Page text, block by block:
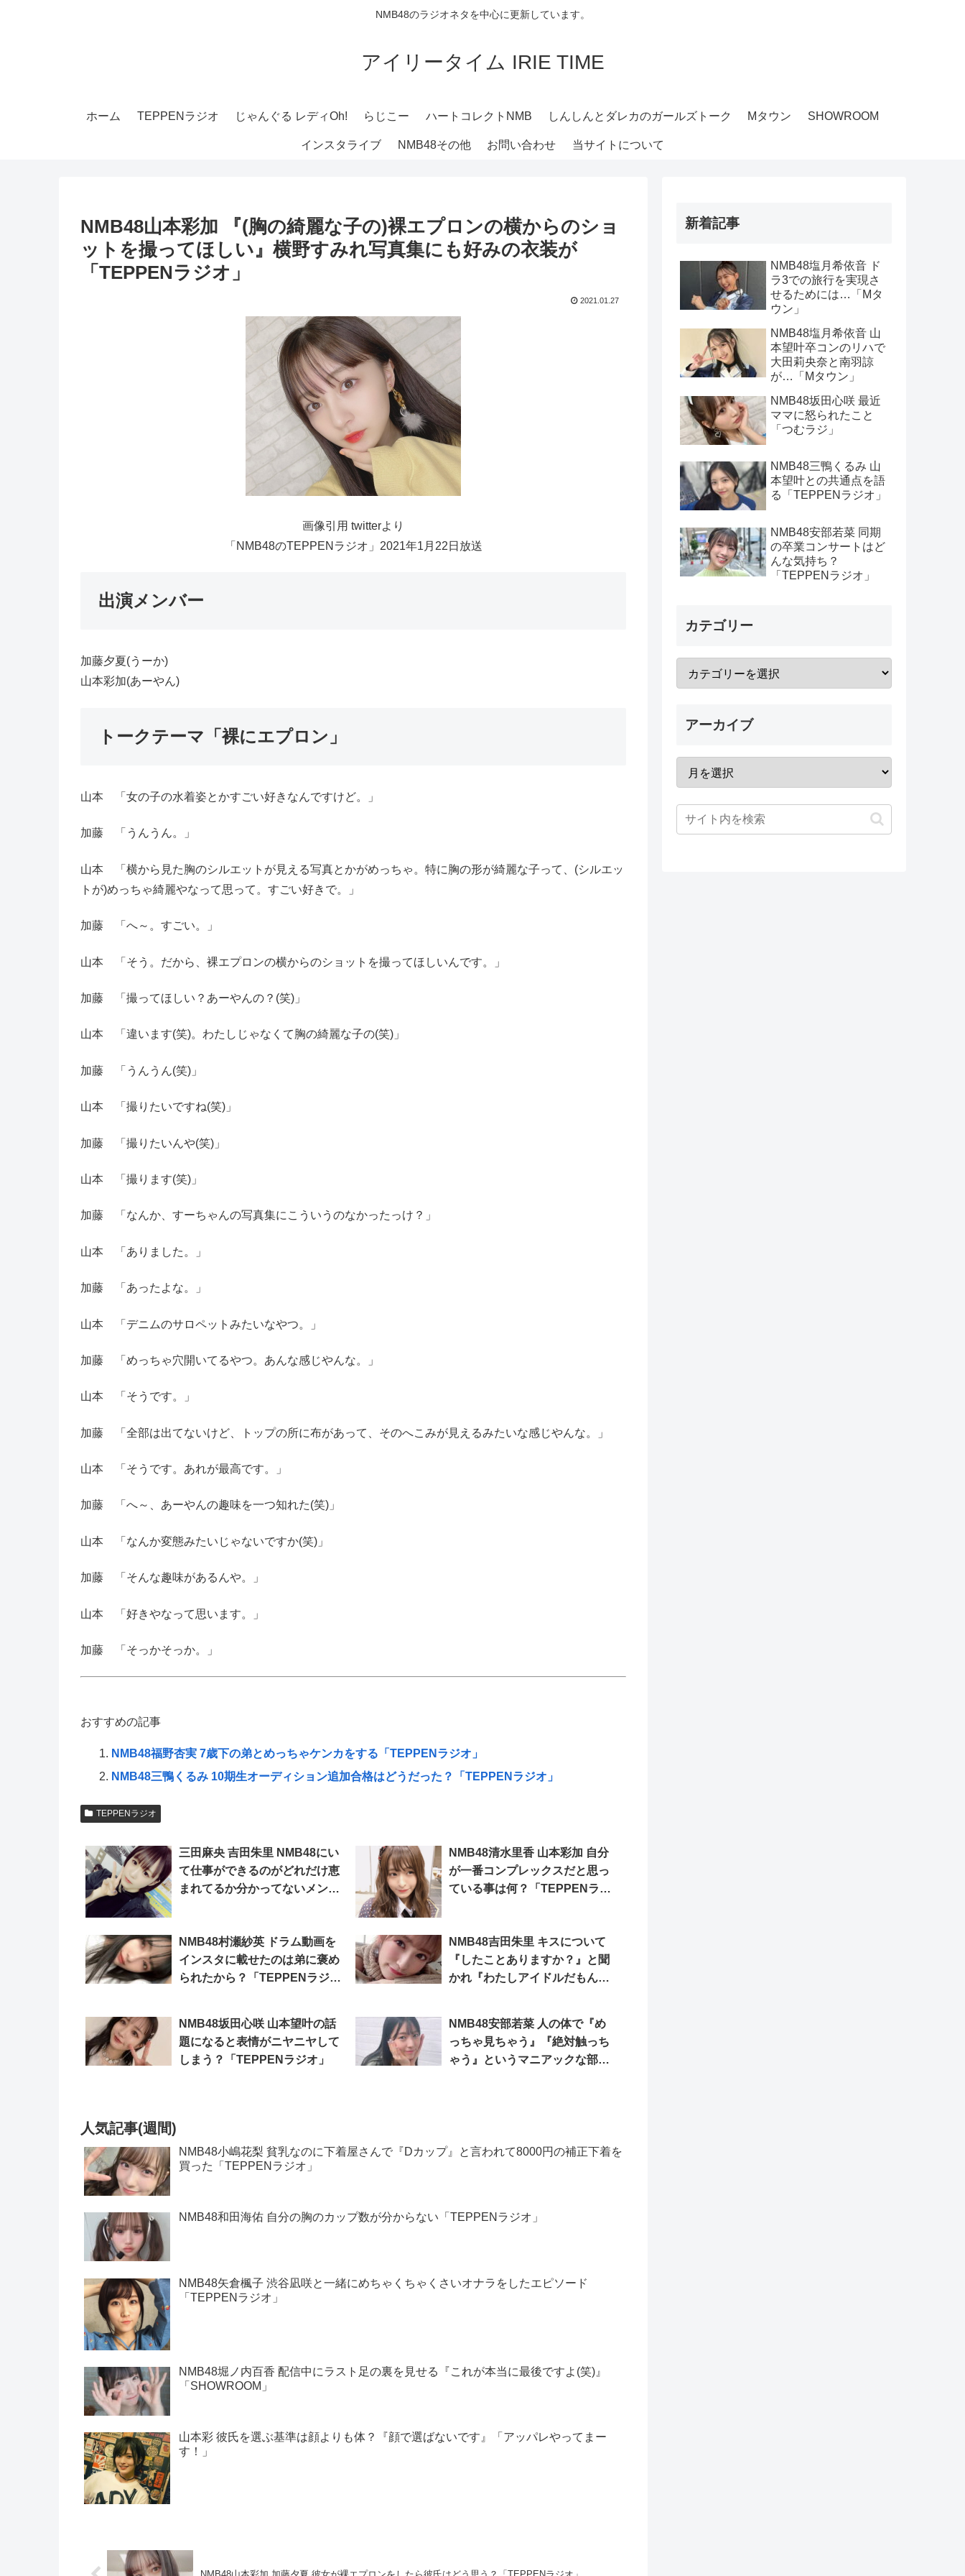
NMB48のラジオネタを中心に更新しています。
アイリータイム IRIE TIME
ホーム TEPPENラジオ じゃんぐる レディOh! らじこー ハートコレクトNMB しんしんとダレカのガールズトーク Mタウン SHOWROOM
インスタライブ NMB48その他 お問い合わせ 当サイトについて
NMB48山本彩加 『(胸の綺麗な子の)裸エプロンの横からのショ
ットを撮ってほしい』横野すみれ写真集にも好みの衣装が
「TEPPENラジオ」
2021.01.27
画像引用 twitterより
「NMB48のTEPPENラジオ」2021年1月22日放送
出演メンバー
加藤夕夏(うーか)
山本彩加(あーやん)
トークテーマ「裸にエプロン」
山本 「女の子の水着姿とかすごい好きなんですけど。」
加藤 「うんうん。」
山本 「横から見た胸のシルエットが見える写真とかがめっちゃ。特に胸の形が綺麗な子って、(シルエッ
トが)めっちゃ綺麗やなって思って。すごい好きで。」
加藤 「へ～。すごい。」
山本 「そう。だから、裸エプロンの横からのショットを撮ってほしいんです。」
加藤 「撮ってほしい？あーやんの？(笑)」
山本 「違います(笑)。わたしじゃなくて胸の綺麗な子の(笑)」
加藤 「うんうん(笑)」
山本 「撮りたいですね(笑)」
加藤 「撮りたいんや(笑)」
山本 「撮ります(笑)」
加藤 「なんか、すーちゃんの写真集にこういうのなかったっけ？」
山本 「ありました。」
加藤 「あったよな。」
山本 「デニムのサロペットみたいなやつ。」
加藤 「めっちゃ穴開いてるやつ。あんな感じやんな。」
山本 「そうです。」
加藤 「全部は出てないけど、トップの所に布があって、そのへこみが見えるみたいな感じやんな。」
山本 「そうです。あれが最高です。」
加藤 「へ～、あーやんの趣味を一つ知れた(笑)」
山本 「なんか変態みたいじゃないですか(笑)」
加藤 「そんな趣味があるんや。」
山本 「好きやなって思います。」
加藤 「そっかそっか。」
おすすめの記事
NMB48福野杏実 7歳下の弟とめっちゃケンカをする「TEPPENラジオ」
NMB48三鴨くるみ 10期生オーディション追加合格はどうだった？「TEPPENラジオ」
TEPPENラジオ
三田麻央 吉田朱里 NMB48にい
て仕事ができるのがどれだけ恵
まれてるか分かってないメンバ
NMB48清水里香 山本彩加 自分
が一番コンプレックスだと思っ
ている事は何？「TEPPENラジ
NMB48村瀬紗英 ドラム動画を
インスタに載せたのは弟に褒め
られたから？「TEPPENラジ
NMB48吉田朱里 キスについて
『したことありますか？』と聞
かれ『わたしアイドルだもん！
てしまう「TEPPENラジオ」
NMB48坂田心咲 山本望叶の話
題になると表情がニヤニヤして
しまう？「TEPPENラジオ」
NMB48安部若菜 人の体で『め
っちゃ見ちゃう』『絶対触っち
ゃう』というマニアックな部分
人気記事(週間)
NMB48小嶋花梨 貧乳なのに下着屋さんで『Dカップ』と言われて8000円の補正下着を
買った「TEPPENラジオ」
NMB48和田海佑 自分の胸のカップ数が分からない「TEPPENラジオ」
NMB48矢倉楓子 渋谷凪咲と一緒にめちゃくちゃくさいオナラをしたエピソード
「TEPPENラジオ」
NMB48堀ノ内百香 配信中にラスト足の裏を見せる『これが本当に最後ですよ(笑)』
「SHOWROOM」
山本彩 彼氏を選ぶ基準は顔よりも体？『顔で選ばないです』「アッパレやってまー
す！」
新着記事
NMB48塩月希依音 ド
ラ3での旅行を実現さ
せるためには…「Mタ
ウン」
NMB48塩月希依音 山
本望叶卒コンのリハで
大田莉央奈と南羽諒
が…「Mタウン」
NMB48坂田心咲 最近
ママに怒られたこと
「つむラジ」
NMB48三鴨くるみ 山
本望叶との共通点を語
る「TEPPENラジオ」
NMB48安部若菜 同期
の卒業コンサートはど
んな気持ち？
「TEPPENラジオ」
カテゴリー
アーカイブ